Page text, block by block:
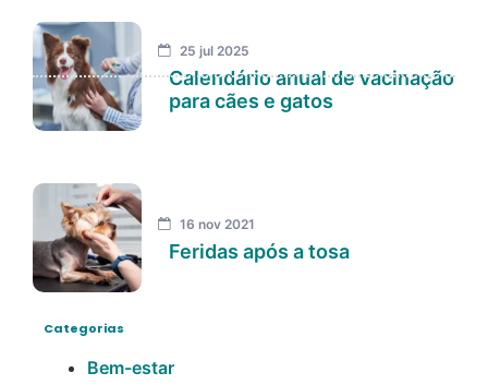
25 jul 2025
Calendário anual de vacinação
para cães e gatos
16 nov 2021
Feridas após a tosa
Categorias
Bem-estar